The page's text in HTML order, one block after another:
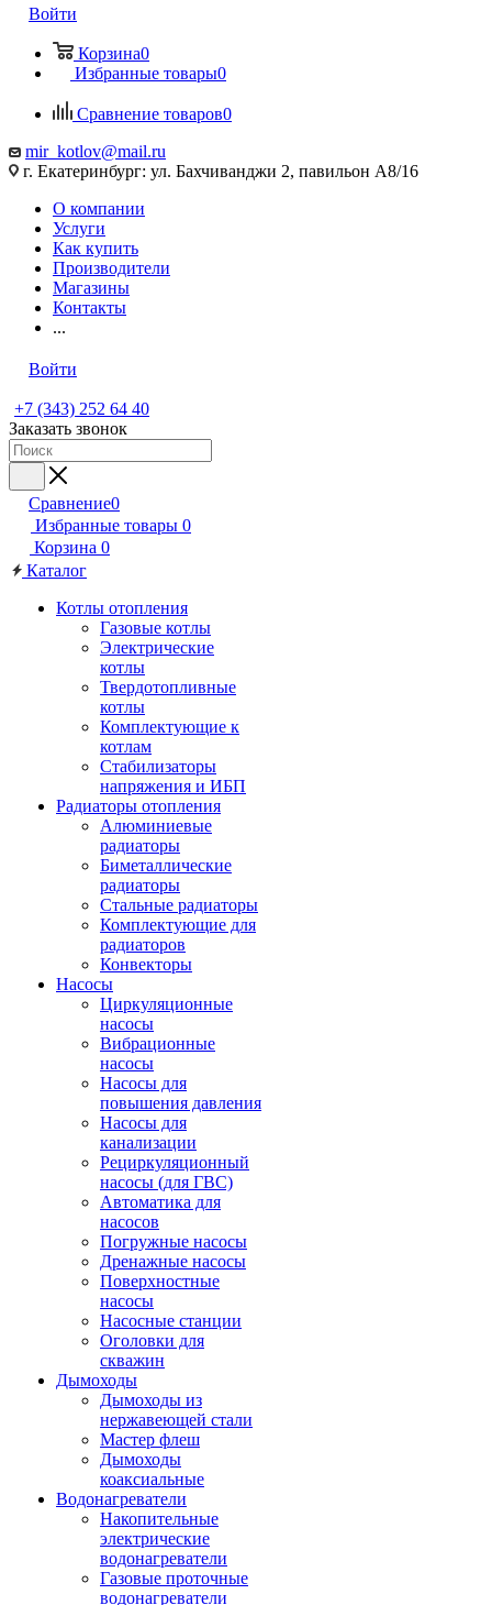
Войти
Корзина0
Избранные товары0
Сравнение товаров0
mir_kotlov@mail.ru
г. Екатеринбург: ул. Бахчиванджи 2, павильон А8/16
О компании
Услуги
Как купить
Производители
Магазины
Контакты
...
Войти
+7 (343) 252 64 40
Заказать звонок
Сравнение0
Избранные товары 0
Корзина 0
Каталог
Котлы отопления
Газовые котлы
Электрические
котлы
Твердотопливные
котлы
Комплектующие к
котлам
Стабилизаторы
напряжения и ИБП
Радиаторы отопления
Алюминиевые
радиаторы
Биметаллические
радиаторы
Стальные радиаторы
Комплектующие для
радиаторов
Конвекторы
Насосы
Циркуляционные
насосы
Вибрационные
насосы
Насосы для
повышения давления
Насосы для
канализации
Рециркуляционный
насосы (для ГВС)
Автоматика для
насосов
Погружные насосы
Дренажные насосы
Поверхностные
насосы
Насосные станции
Оголовки для
скважин
Дымоходы
Дымоходы из
нержавеющей стали
Мастер флеш
Дымоходы
коаксиальные
Водонагреватели
Накопительные
электрические
водонагреватели
Газовые проточные
водонагреватели